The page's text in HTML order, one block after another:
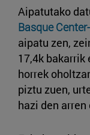
Aipatutako
Basque
aipatu zen,
17,4k
horrek
piztu zuen,
hazi den